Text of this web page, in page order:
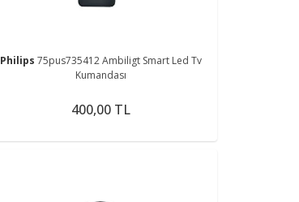
Philips75pus735412 Ambiligt Smart Led Tv
Kumandası
400,00 TL